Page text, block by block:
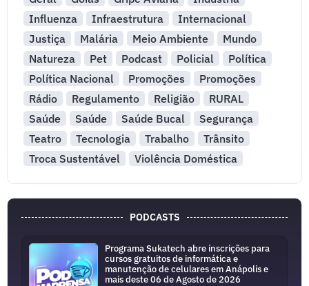
Influenza
Infraestrutura
Internacional
Justiça
Malária Meio Ambiente
Mundo
Natureza
Pet Podcast Policial
Política
Política Nacional
Promoções
Promoções
Rádio
Regulamento Religião
RURAL
Saúde
Saúde Saúde Bucal
Segurança
Teatro
Tecnologia Trabalho
Trânsito
Troca Sustentável
Violência Doméstica
PODCASTS
Programa Sukatech abre inscrições para
cursos gratuitos de informática e
manutenção de celulares em Anápolis e
mais deste 06 de Agosto de 2026